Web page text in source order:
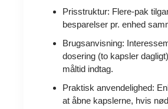
Prisstruktur: Flere-pak
besparelser pr. enhed
Brugsanvisning:
dosering (to kapsler
måltid indtag.
Praktisk anvendelighed:
at åbne kapslerne, hvis